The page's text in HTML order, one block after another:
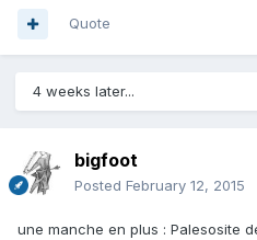
Quote
4 weeks later...
bigfoot
Posted February 12, 2015
une manche en plus : Palesosite